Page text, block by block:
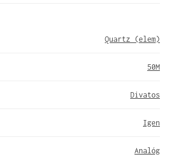
Quartz (elem)
50M
Divatos
Igen
Analóg